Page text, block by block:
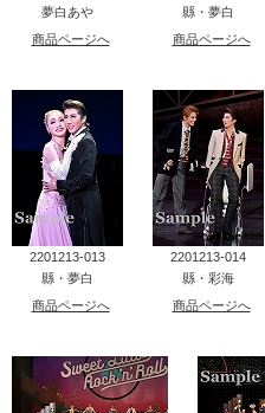
夢白あや
商品ページへ
縣・夢白
商品ページへ
2201213-013
縣・夢白
商品ページへ
2201213-014
縣・彩海
商品ページへ